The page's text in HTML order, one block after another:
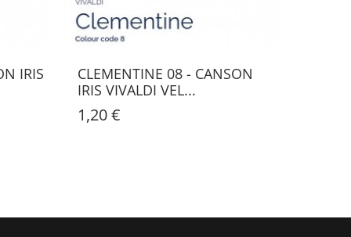
IRIS
CLEMENTINE 08 - CANSON
IRIS VIVALDI VEL...
1,20 €